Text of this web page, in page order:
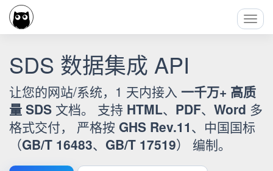
SDS 数据集成 API
让您的网站/系统，1 天内接入 一千万+ 高质
量 SDS 文档。 支持 HTML、 PDF、 Word 多
格式交付， 严格按 GHS Rev.11、中国国标
（GB/T 16483、 GB/T 17519） 编制。